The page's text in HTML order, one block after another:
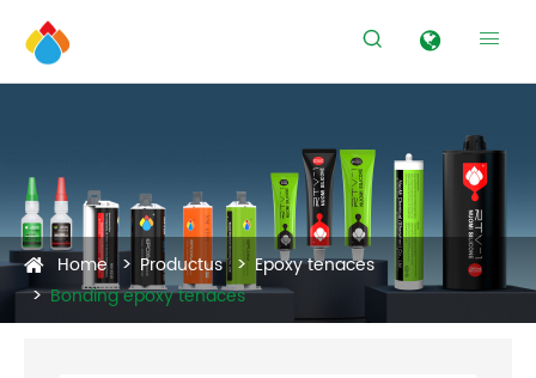
 
Home Productus
Epoxy tenaces
Bonding epoxy tenaces